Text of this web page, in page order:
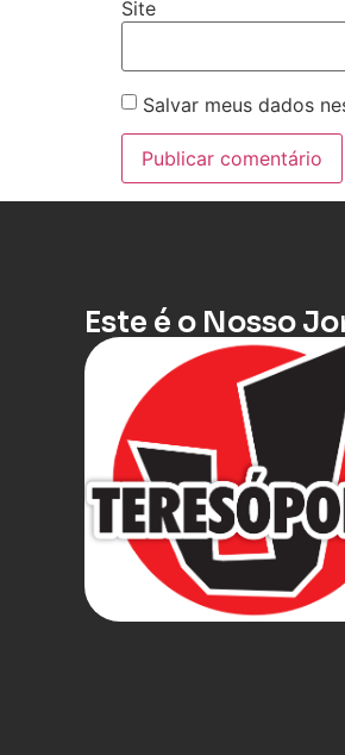
Site
Salvar meus dados
Este é o Nosso